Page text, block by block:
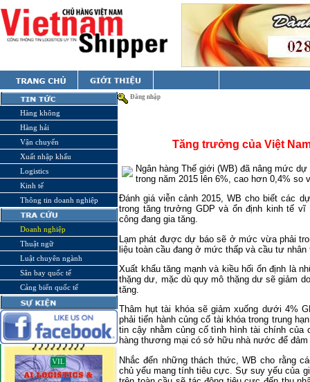
Hàng không
Hàng hải
Vận chuyển
Xuất nhập khẩu
Logistics
Kinh tế
Thông tin doanh nghiệp
Doanh nghiệp
Thuật ngữ
Luật chuyên ngành
Sân bay quốc tế
Cảng biển quốc tế
Đăng nhập
Tăng trưởng của Việt
Ngân hàng Thế giới (WB) đã nâng mức
trong năm 2015 lên 6%, cao hơn 0,4% so
Đánh giá viễn cảnh 2015, WB cho biết các
trong tăng trưởng GDP và ổn định kinh tế
công đang gia tăng.
Lạm phát được dự báo sẽ ở mức vừa phải
liệu toàn cầu đang ở mức thấp và cầu tư
Xuất khẩu tăng mạnh và kiều hối ổn định là
thặng dư, mặc dù quy mô thặng dư sẽ giảm
tăng.
Thâm hụt tài khóa sẽ giảm xuống dưới 4%
phải tiến hành củng cố tài khóa trong trung
tin cậy nhằm củng cố tình hình tài chính của
hàng thương mại có sở hữu nhà nước để
Nhắc đến những thách thức, WB cho rằng
chủ yếu mang tính tiêu cực. Sự suy yếu của